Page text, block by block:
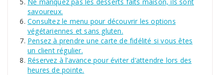
savoureux.
Consultez le menu pour découvrir les options
végétariennes et sans gluten.
Pensez à prendre une carte de fidélité si vous êtes
un client régulier.
Réservez à l’avance pour éviter d’attendre lors des
heures de pointe.